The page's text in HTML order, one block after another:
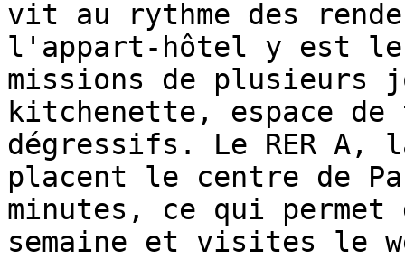
vit au rythme des
l'appart-hôtel y est
missions de plusieurs
kitchenette, espace
dégressifs. Le RER
placent le centre de
minutes, ce qui
semaine et visites le